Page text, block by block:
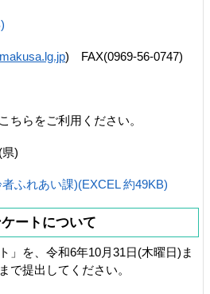
) FAX(0969‐56‐0747)
らをご利用ください。
県)
ふれあい課)(EXCEL 約49KB)
ートについて
」を、令和6年10月31日(木曜日)ま
で提出してください。